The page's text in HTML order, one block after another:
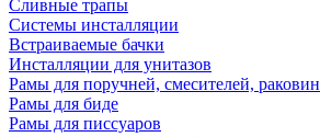
Сливные трапы
Системы инсталляции
Встраиваемые бачки
Инсталляции для унитазов
Рамы для поручней, смесителей, раковин
Рамы для биде
Рамы для писсуаров